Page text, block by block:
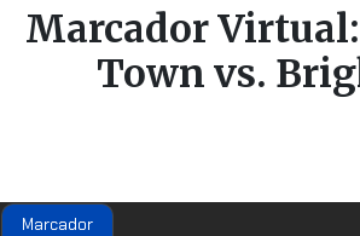
Marcador
Town vs.
Marcador